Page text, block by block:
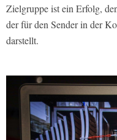
Zielgruppe ist ein Erfolg,
der für den Sender in der
darstellt.